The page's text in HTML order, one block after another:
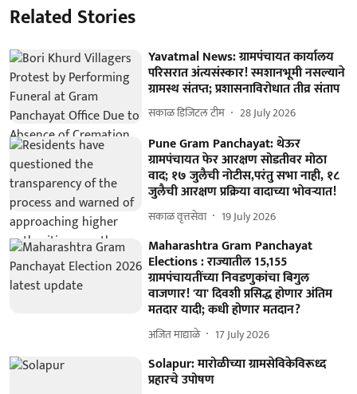
Related Stories
Yavatmal News: ग्रामपंचायत कार्यालय
परिसरात अंत्यसंस्कार! स्मशानभूमी नसल्याने
ग्रामस्थ संतप्त; प्रशासनाविरोधात तीव्र संताप
सकाळ डिजिटल टीम 28 July 2026
Pune Gram Panchayat: थेऊर
ग्रामपंचायत फेर आरक्षण सोडतीवर मोठा
वाद; १७ जुलैची नोटीस,परंतु सभा नाही, १८
जुलैची आरक्षण प्रक्रिया वादाच्या भोवऱ्यात!
सकाळ वृत्तसेवा 19 July 2026
Maharashtra Gram Panchayat
Elections : राज्यातील 15,155
ग्रामपंचायतींच्या निवडणुकांचा बिगुल
वाजणार! 'या' दिवशी प्रसिद्ध होणार अंतिम
मतदार यादी; कधी होणार मतदान?
अजित माद्याळे 17 July 2026
Solapur: मारोळीच्या ग्रामसेविकेविरूध्द
प्रहारचे उपोषण